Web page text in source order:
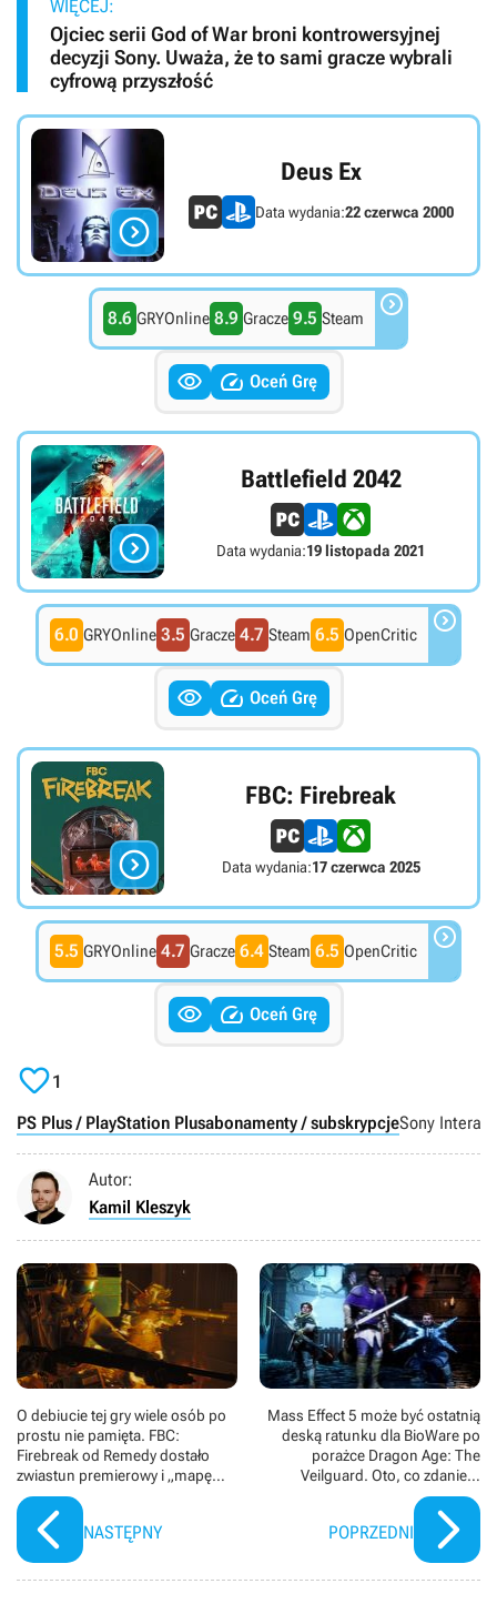
WIĘCEJ:
Ojciec serii God of War broni kontrowersyjnej
decyzji Sony. Uważa, że to sami gracze wybrali
cyfrową przyszłość

Deus Ex
Data wydania:22 czerwca 2000
8.6 GRYOnline 8.9 Gracze 9.5 Steam 
  Oceń Grę

Battlefield 2042
Data wydania:19 listopada 2021
6.0 GRYOnline 3.5 Gracze 4.7 Steam 6.5 OpenCritic 
  Oceń Grę

FBC: Firebreak
Data wydania:17 czerwca 2025
5.5 GRYOnline 4.7 Gracze 6.4 Steam 6.5 OpenCritic 
  Oceń Grę
1
PS Plus / PlayStation Plusabonamenty / subskrypcjeSony
Autor:
Kamil Kleszyk
O debiucie tej gry wiele osób po
prostu nie pamięta. FBC:
Firebreak od Remedy dostało
zwiastun premierowy i „mapę
drogową”
NASTĘPNY
Mass Effect 5 może być ostatnią
deską ratunku dla BioWare po
porażce Dragon Age: The
Veilguard. Oto, co zdaniem
deweloperów przesądziło o
klęsce
POPRZEDNI